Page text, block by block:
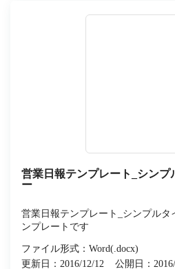
営業日報テンプレート_シンプ
ー
営業日報テンプレート_シンプルタ
ンプレートです
ファイル形式：Word(.docx)
更新日：2016/12/12
公開日：